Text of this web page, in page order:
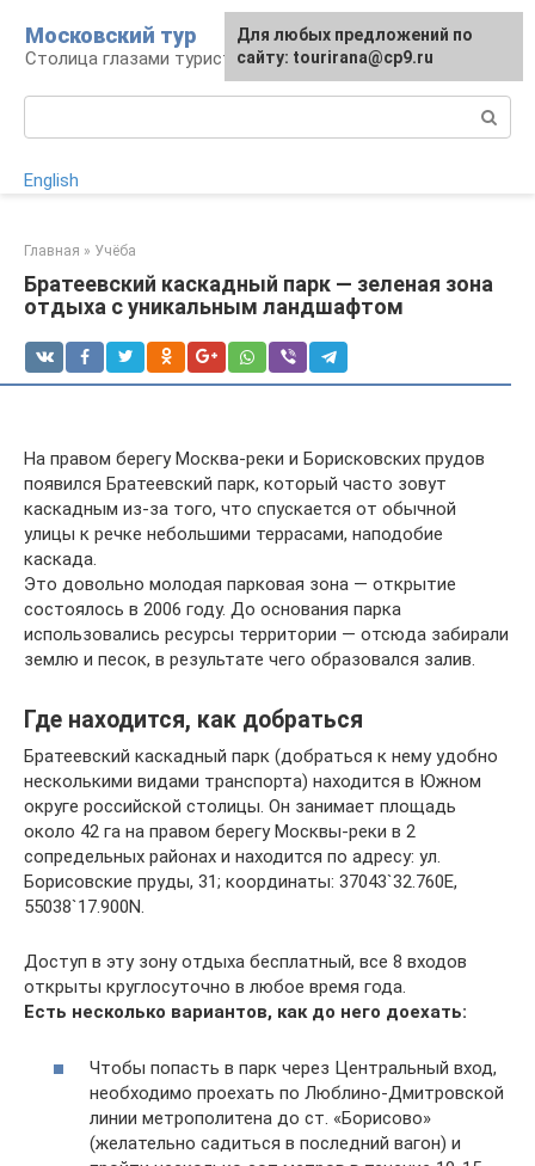
контенту
Московский тур
Столица глазами туриста
English
Главная » Учёба
Братеевский каскадный парк — зеленая зона
отдыха с уникальным ландшафтом
На правом берегу Москва-реки и Борисковских прудов
появился Братеевский парк, который часто зовут
каскадным из-за того, что спускается от обычной
улицы к речке небольшими террасами, наподобие
каскада.
Это довольно молодая парковая зона — открытие
состоялось в 2006 году. До основания парка
использовались ресурсы территории — отсюда забирали
землю и песок, в результате чего образовался залив.
Где находится, как добраться
Братеевский каскадный парк (добраться к нему удобно
несколькими видами транспорта) находится в Южном
округе российской столицы. Он занимает площадь
около 42 га на правом берегу Москвы-реки в 2
сопредельных районах и находится по адресу: ул.
Борисовские пруды, 31; координаты: 37043`32.760Е,
55038`17.900N.
Доступ в эту зону отдыха бесплатный, все 8 входов
открыты круглосуточно в любое время года.
Есть несколько вариантов, как до него доехать:
Чтобы попасть в парк через Центральный вход,
необходимо проехать по Люблино-Дмитровской
линии метрополитена до ст. «Борисово»
(желательно садиться в последний вагон) и
Для любых предложений по
сайту: tourirana@cp9.ru